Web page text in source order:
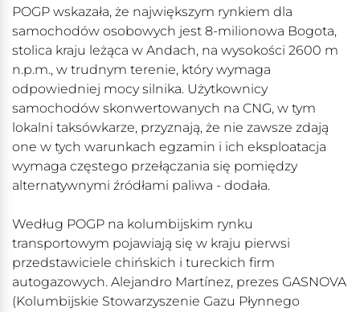
POGP wskazała, że największym rynkiem dla
samochodów osobowych jest 8-milionowa Bogota,
stolica kraju leżąca w Andach, na wysokości 2600 m
n.p.m., w trudnym terenie, który wymaga
odpowiedniej mocy silnika. Użytkownicy
samochodów skonwertowanych na CNG, w tym
lokalni taksówkarze, przyznają, że nie zawsze zdają
one w tych warunkach egzamin i ich eksploatacja
wymaga częstego przełączania się pomiędzy
alternatywnymi źródłami paliwa - dodała.
Według POGP na kolumbijskim rynku
transportowym pojawiają się w kraju pierwsi
przedstawiciele chińskich i tureckich firm
autogazowych. Alejandro Martínez, prezes GASNOVA
(Kolumbijskie Stowarzyszenie Gazu Płynnego